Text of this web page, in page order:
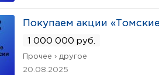
Покупаем акции
1 000 000 руб.
Прочее › другое
20.08.2025